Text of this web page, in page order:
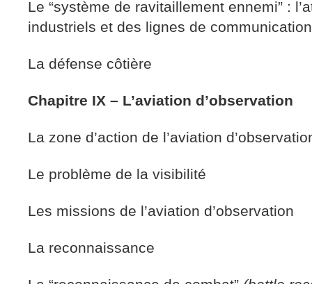
Le “système de ravitaillement ennemi” :
industriels et des lignes de
La défense côtière
Chapitre IX – L’aviation d’observation
La zone d’action de l’aviation
Le problème de la visibilité
Les missions de l’aviation d’observation
La reconnaissance